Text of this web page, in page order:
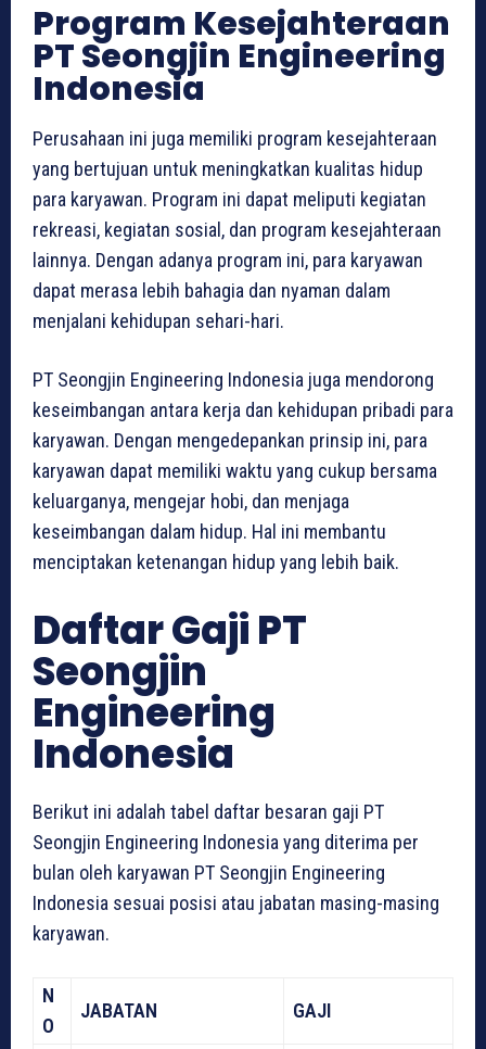
Program Kesejahteraan
PT Seongjin Engineering
Indonesia
Perusahaan ini juga memiliki program kesejahteraan
yang bertujuan untuk meningkatkan kualitas hidup
para karyawan. Program ini dapat meliputi kegiatan
rekreasi, kegiatan sosial, dan program kesejahteraan
lainnya. Dengan adanya program ini, para karyawan
dapat merasa lebih bahagia dan nyaman dalam
menjalani kehidupan sehari-hari.
PT Seongjin Engineering Indonesia juga mendorong
keseimbangan antara kerja dan kehidupan pribadi para
karyawan. Dengan mengedepankan prinsip ini, para
karyawan dapat memiliki waktu yang cukup bersama
keluarganya, mengejar hobi, dan menjaga
keseimbangan dalam hidup. Hal ini membantu
menciptakan ketenangan hidup yang lebih baik.
Daftar Gaji PT
Seongjin
Engineering
Indonesia
Berikut ini adalah tabel daftar besaran gaji PT
Seongjin Engineering Indonesia yang diterima per
bulan oleh karyawan PT Seongjin Engineering
Indonesia sesuai posisi atau jabatan masing-masing
karyawan.
N
O
JABATAN GAJI